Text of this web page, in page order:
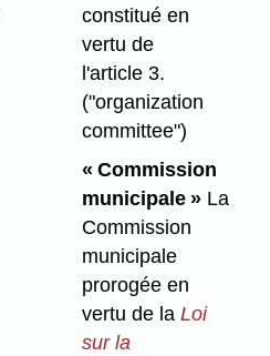
constitué en
vertu de
l'article 3.
("organization
committee")
« Commission
municipale »La
Commission
municipale
prorogée en
vertu de la Loi
sur la